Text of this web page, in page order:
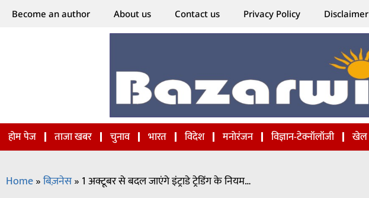
Become an author About us Contact us Privacy Policy Disclaimer
होम पेज ताजा खबर चुनाव भारत विदेश मनोरंजन विज्ञान-टेक्नॉलॉजी खेल
Home»बिज़नेस» 1 अक्टूबर से बदल जाएंगे इंट्राडे ट्रेडिंग के नियम…